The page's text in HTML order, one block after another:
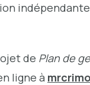
de Plan de
ligne à